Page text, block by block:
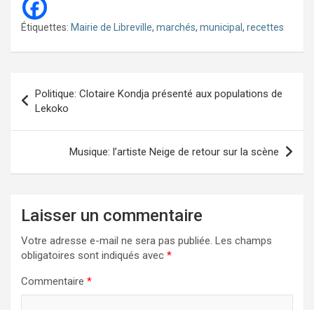
Étiquettes: Mairie de Libreville, marchés, municipal, recettes
de
l’article
Politique: Clotaire Kondja présenté aux populations de
Lekoko
Musique: l’artiste Neige de retour sur la scène
Laisser un commentaire
Votre adresse e-mail ne sera pas publiée. Les champs
obligatoires sont indiqués avec *
Commentaire *